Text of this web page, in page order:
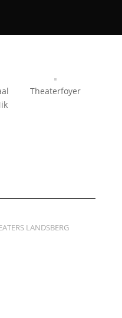
Theaterfoyer
LANDSBERG